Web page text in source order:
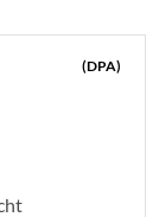
(DPA)